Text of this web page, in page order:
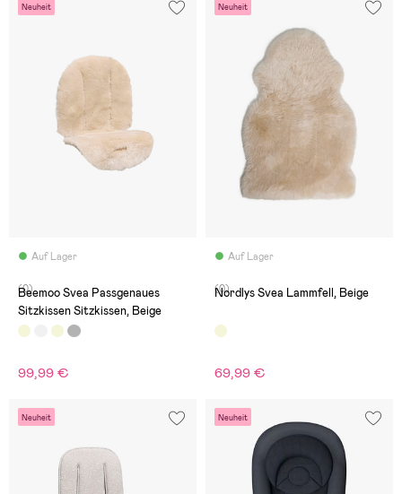
Neuheit
Auf Lager
(0)
Beemoo Svea Passgenaues
Sitzkissen Sitzkissen, Beige
99,99 €
Neuheit
Auf Lager
(0)
Nordlys Svea Lammfell, Beige
69,99 €
Neuheit Neuheit